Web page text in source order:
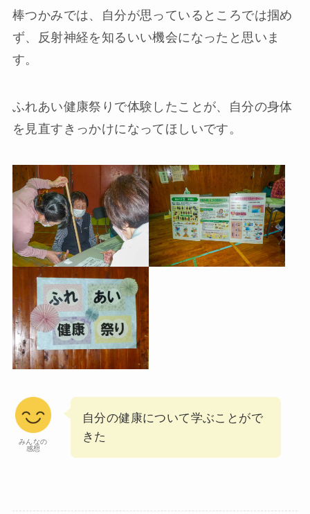
棒つかみでは、自分が思っているところでは掴め
ず、反射神経を知るいい機会になったと思いま
す。
ふれあい健康祭りで体験したことが、自分の身体
を見直すきっかけになってほしいです。
みんなの
感想
自分の健康について学ぶことがで
きた